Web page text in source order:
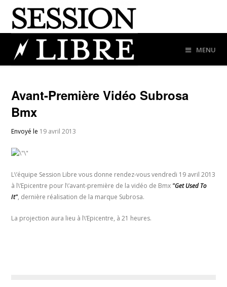
MENU
Avant-Première Vidéo Subrosa
Bmx
Envoyé le 19 avril 2013
L\’équipe Session Libre vous donne rendez-vous vendredi 19 avril 2013
à l\’Epicentre pour l\’avant-première de la vidéo de Bmx "Get Used To
It", dernière réalisation de la marque Subrosa.
La projection aura lieu à l\’Epicentre, à 21 heures.